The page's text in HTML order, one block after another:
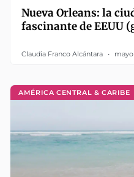
Nueva Orleans: la
fascinante de EEUU
Claudia Franco Alcántara mayo
AMÉRICA CENTRAL & CARIBE